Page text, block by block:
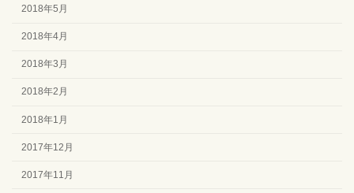
2018年5月
2018年4月
2018年3月
2018年2月
2018年1月
2017年12月
2017年11月